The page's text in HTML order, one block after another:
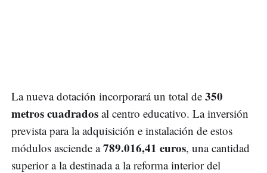
La nueva dotación incorporará un total de 350
metros cuadrados al centro educativo. La inversión
prevista para la adquisición e instalación de estos
módulos asciende a789.016,41 euros, una cantidad
superior a la destinada a la reforma interior del